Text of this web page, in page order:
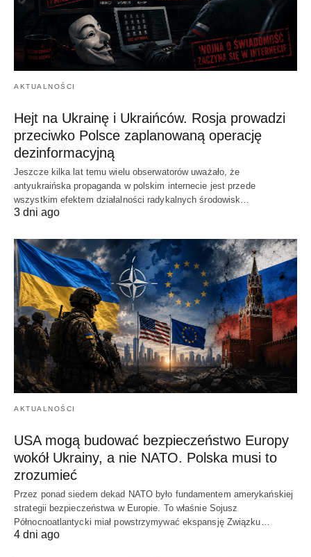
AKTUALNOŚCI
Hejt na Ukrainę i Ukraińców. Rosja prowadzi
przeciwko Polsce zaplanowaną operację
dezinformacyjną
Jeszcze kilka lat temu wielu obserwatorów uważało, że
antyukraińska propaganda w polskim internecie jest przede
wszystkim efektem działalności radykalnych środowisk…
3 dni ago
AKTUALNOŚCI
USA mogą budować bezpieczeństwo Europy
wokół Ukrainy, a nie NATO. Polska musi to
zrozumieć
Przez ponad siedem dekad NATO było fundamentem amerykańskiej
strategii bezpieczeństwa w Europie. To właśnie Sojusz
Północnoatlantycki miał powstrzymywać ekspansję Związku…
4 dni ago